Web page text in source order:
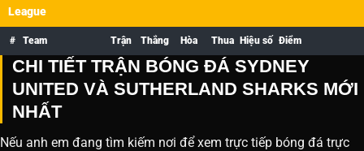
League
# Team Trận Thắng Hòa Thua Hiệu số Điểm
CHI TIẾT TRẬN BÓNG ĐÁ SYDNEY
UNITED VÀ SUTHERLAND SHARKS MỚI
NHẤT
Nếu anh em đang tìm kiếm nơi để xem trực tiếp bóng đá trực